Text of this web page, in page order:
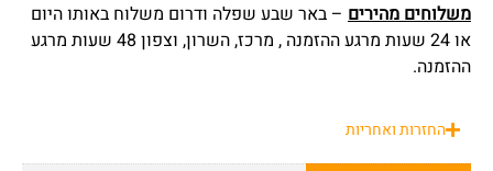
משלוחים מהירים – באר שבע שפלה ודרום משלוח באותו היום
או 24 שעות מרגע ההזמנה , מרכז, השרון, וצפון 48 שעות מרגע
ההזמנה.
החזרות ואחריות